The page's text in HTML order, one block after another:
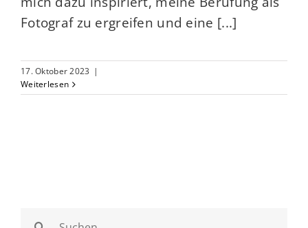
Fotograf zu ergreifen und eine [...]
17. Oktober 2023 |
Weiterlesen
Suche